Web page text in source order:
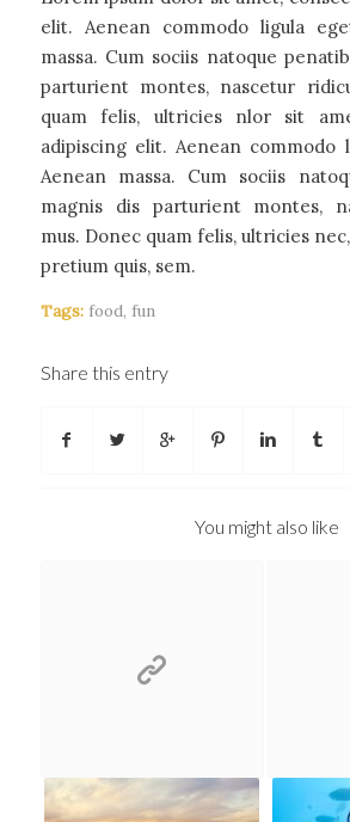
elit. Aenean commodo ligula
massa. Cum sociis natoque
parturient montes, nascetur
quam felis, ultricies nlor sit
adipiscing elit. Aenean commodo
Aenean massa. Cum sociis
magnis dis parturient montes,
mus. Donec quam felis, ultricies
pretium quis, sem.
Tags: food, fun
Share this entry
You might also like